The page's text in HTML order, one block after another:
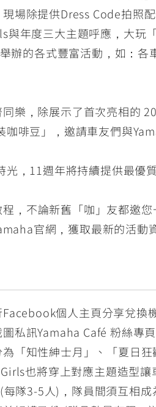
場除提供Dress Code拍照
與年度三大主題呼應，大
辦的各式豐富活動，如：
樂，除展示了首次亮相的
咖啡豆」，邀請車友們與
，11週年將持續提供最
，不論新舊「咖」友都邀
官網，獲取最新的活動
Facebook個人主頁分享兌
私訊Yamaha Café 粉絲專
為「知性紳士月」、「夏日
也將穿上對應主題造型
每隊3-5人)，隊員間須互相